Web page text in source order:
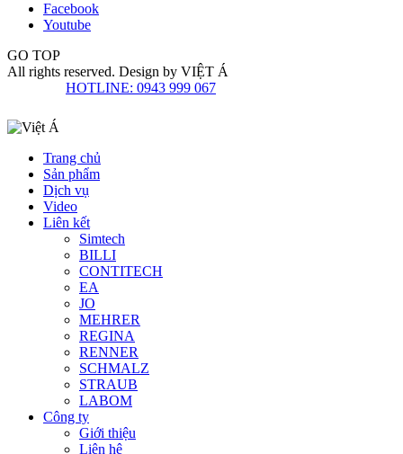
Facebook
Youtube
GO TOP
All rights reserved. Design by VIỆT Á
HOTLINE: 0943 999 067
Trang chủ
Sản phẩm
Dịch vụ
Video
Liên kết
Simtech
BILLI
CONTITECH
EA
JO
MEHRER
REGINA
RENNER
SCHMALZ
STRAUB
LABOM
Công ty
Giới thiệu
Liên hệ